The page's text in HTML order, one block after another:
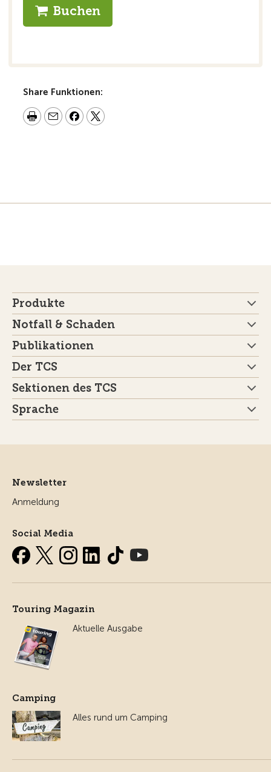
Buchen
Share Funktionen:
Produkte
Notfall & Schaden
Publikationen
Der TCS
Sektionen des TCS
Sprache
Newsletter
Anmeldung
Social Media
Touring Magazin
Aktuelle Ausgabe
Camping
Alles rund um Camping